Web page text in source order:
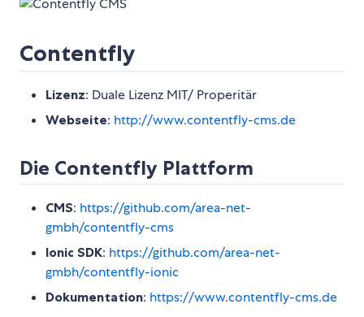
Contentfly
Lizenz: Duale Lizenz MIT/ Properitär
Webseite: http://www.contentfly-cms.de
Die Contentfly Plattform
CMS: https://github.com/area-net-
gmbh/contentfly-cms
Ionic SDK: https://github.com/area-net-
gmbh/contentfly-ionic
Dokumentation: https://www.contentfly-cms.de